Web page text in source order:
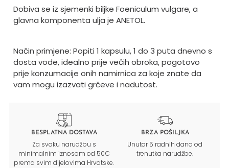
Dobiva se iz sjemenki biljke Foeniculum vulgare, a
glavna komponenta ulja je ANETOL.
Način primjene: Popiti 1 kapsulu, 1 do 3 puta dnevno s
dosta vode, idealno prije većih obroka, pogotovo
prije konzumacije onih namirnica za koje znate da
vam mogu izazvati grčeve i nadutost.
BESPLATNA DOSTAVA
Za svaku narudžbu s
minimalnim iznosom od 50€
prema svim dijelovima Hrvatske.
BRZA POŠILJKA
Unutar 5 radnih dana od
trenutka narudžbe.